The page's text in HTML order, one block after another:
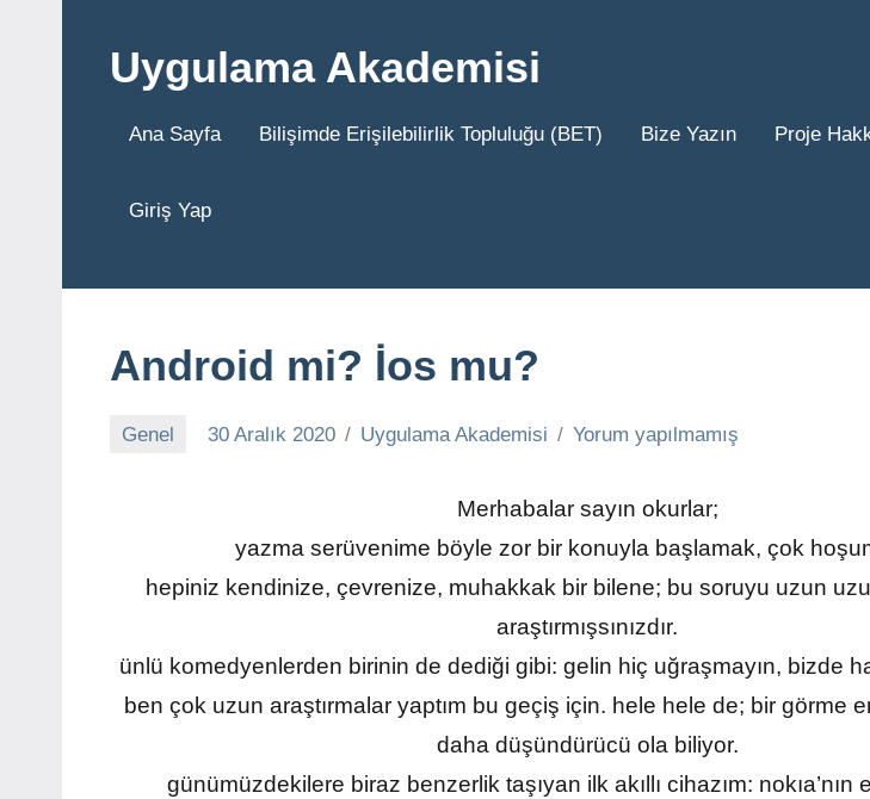
Uygulama Akademisi
Ana Sayfa Bilişimde Erişilebilirlik Topluluğu (BET) Bize Yazın Proje
Giriş Yap
Android mi? İos mu?
Genel 30 Aralık 2020 Uygulama Akademisi Yorum yapılmamış
Merhabalar sayın okurlar;
yazma serüvenime böyle zor bir konuyla başlamak, çok
hepiniz kendinize, çevrenize, muhakkak bir bilene; bu soruyu uzun
araştırmışsınızdır.
ünlü komedyenlerden birinin de dediği gibi: gelin hiç uğraşmayın, bizde
ben çok uzun araştırmalar yaptım bu geçiş için. hele hele de; bir görme
daha düşündürücü ola biliyor.
günümüzdekilere biraz benzerlik taşıyan ilk akıllı cihazım: nokıa’nın